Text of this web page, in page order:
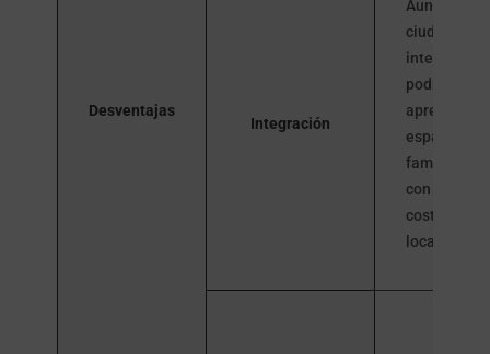
Desventajas
Integración
Aunque es
ciudad
integrarse
podría
aprender
español y
con las
costumbres
locales.